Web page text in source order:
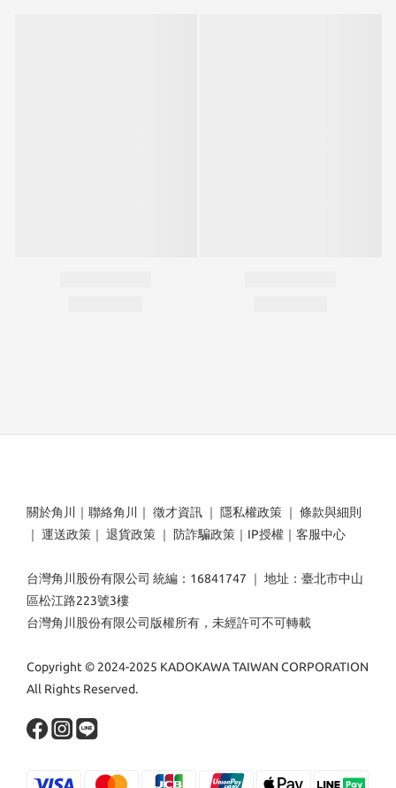
關於角川 ｜ 聯絡角川 ｜ 徵才資訊 ｜ 隱私權政策 ｜ 條款與細則
｜ 運送政策 ｜ 退貨政策 ｜ 防詐騙政策 ｜ IP授權 ｜ 客服中心
台灣角川股份有限公司 統編：16841747 ｜ 地址：臺北市中山
區松江路223號3樓
台灣角川股份有限公司版權所有，未經許可不可轉載
Copyright © 2024-2025 KADOKAWA TAIWAN CORPORATION
All Rights Reserved.